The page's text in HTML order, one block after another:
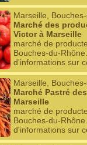
Marseille,
Marché des
Victor à Marseille
marché de
Bouches-du-
d'informations sur
Marseille,
Marché Pastré
Marseille
marché de
Bouches-du-
d'informations sur